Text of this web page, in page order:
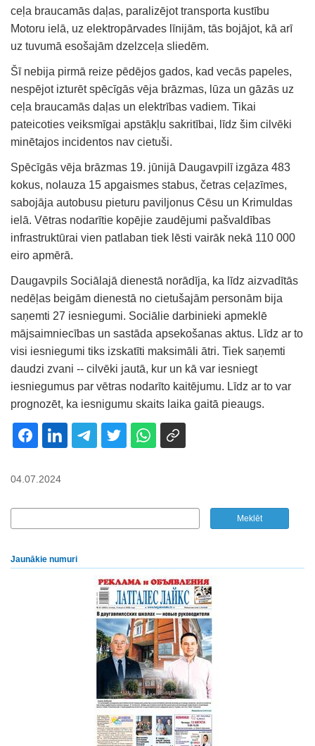
ceļa braucamās daļas, paralizējot transporta kustību
Motoru ielā, uz elektropārvades līnijām, tās bojājot, kā arī
uz tuvumā esošajām dzelzceļa sliedēm.
Šī nebija pirmā reize pēdējos gados, kad vecās papeles,
nespējot izturēt spēcīgās vēja brāzmas, lūza un gāzās uz
ceļa braucamās daļas un elektrības vadiem. Tikai
pateicoties veiksmīgai apstākļu sakritībai, līdz šim cilvēki
minētajos incidentos nav cietuši.
Spēcīgās vēja brāzmas 19. jūnijā Daugavpilī izgāza 483
kokus, nolauza 15 apgaismes stabus, četras ceļazīmes,
sabojāja autobusu pieturu paviljonus Cēsu un Krimuldas
ielā. Vētras nodarītie kopējie zaudējumi pašvaldības
infrastruktūrai vien patlaban tiek lēsti vairāk nekā 110 000
eiro apmērā.
Daugavpils Sociālajā dienestā norādīja, ka līdz aizvadītās
nedēļas beigām dienestā no cietušajām personām bija
saņemti 27 iesniegumi. Sociālie darbinieki apmeklē
mājsaimniecības un sastāda apsekošanas aktus. Līdz ar to
visi iesniegumi tiks izskatīti maksimāli ātri. Tiek saņemti
daudzi zvani -- cilvēki jautā, kur un kā var iesniegt
iesniegumus par vētras nodarīto kaitējumu. Līdz ar to var
prognozēt, ka iesnigumu skaits laika gaitā pieaugs.
04.07.2024
Jaunākie numuri